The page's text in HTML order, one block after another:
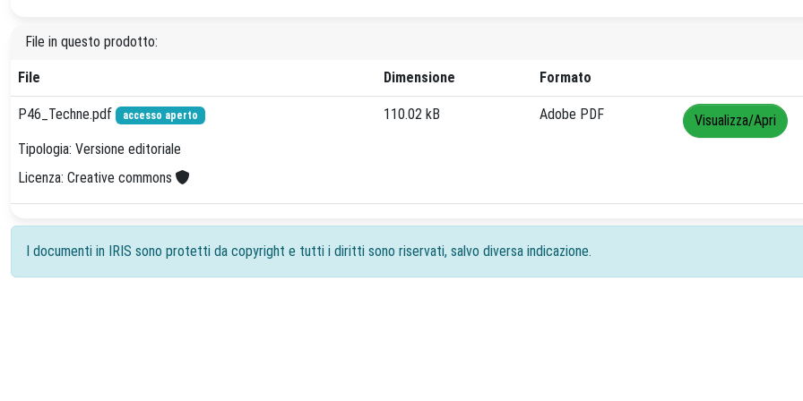
File in questo prodotto:
File Dimensione Formato
P46_Techne.pdf accesso aperto
Tipologia: Versione editoriale
Licenza: Creative commons
110.02 kB Adobe PDF Visualizza/Apri
I documenti in IRIS sono protetti da copyright e tutti i diritti sono riservati, salvo diversa indicazione.